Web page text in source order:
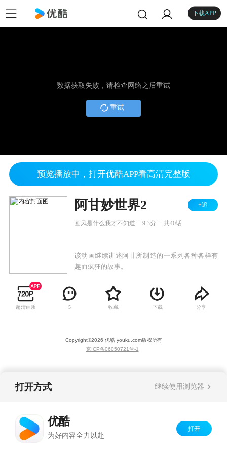
下载APP
数据获取失败，请检查网络之后重试
重试
预览播放中，打开优酷APP看高清完整版
阿甘妙世界2 +追
画风是什么我才不知道 9.3分 共40话
该动画继续讲述阿甘所制造的一系列各种各样有
趣而疯狂的故事。
超清画质 5 收藏 下载 分享
Copyright©2026 优酷 youku.com版权所有
京ICP备06050721号-1
打开方式 继续使用浏览器
优酷
为好内容全力以赴
打开